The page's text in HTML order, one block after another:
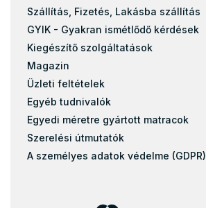
Szállítás, Fizetés, Lakásba szállítás
GYIK - Gyakran ismétlődő kérdések
Kiegészítő szolgáltatások
Magazin
Üzleti feltételek
Egyéb tudnivalók
Egyedi méretre gyártott matracok
Szerelési útmutatók
A személyes adatok védelme (GDPR)